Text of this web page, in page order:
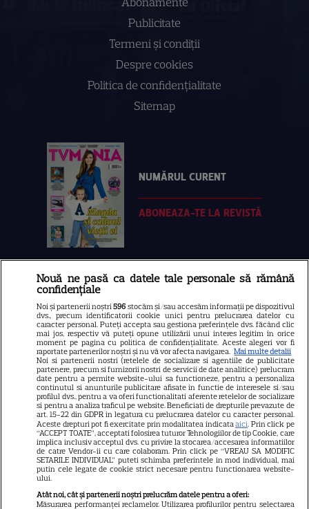
Publicitate
Termeni și condiții
Despre cookies
Politica de confidenţialitate
Sitemap
NUMĂRUL CURENT
ABONEAZA-TE LA REVISTĂ
Libertatea
Libertatea pentru femei
GSP
Știri mondene
Avantaje
Elle
Unica
Retete practice
URMĂREȘTE-NE PE
Nouă ne pasă ca datele tale personale să rămână
confidențiale
Noi și partenerii noștri596 stocăm și/sau accesăm informații pe dispozitivul
dvs., precum identificatorii cookie unici pentru prelucrarea datelor cu
caracter personal. Puteți accepta sau gestiona preferințele dvs. făcând clic
mai jos, respectiv vă puteți opune utilizării unui interes legitim în orice
moment pe pagina cu politica de confidențialitate. Aceste alegeri vor fi
raportate partenerilor noștri și nu vă vor afecta navigarea. Mai multe detalii
Noi si partenerii nostri (retelele de socializare si agentiile de publicitate
partenere, precum si furnizorii nostri de servicii de date analitice) prelucram
date pentru a permite website-ului sa functioneze, pentru a personaliza
continutul si anunturile publicitare afisate in functie de interesele si/sau
profilul dvs., pentru a va oferi functionalitati aferente retelelor de socializare
si pentru a analiza traficul pe website. Beneficiati de drepturile prevazute de
art. 15-22 din GDPR in legatura cu prelucrarea datelor cu caracter personal.
Aceste drepturi pot fi exercitate prin modalitatea indicataaici. Prin click pe
“ACCEPT TOATE”, acceptati folosirea tuturor Tehnologiilor de tip Cookie, care
implica inclusiv acceptul dvs. cu privire la stocarea/accesarea informatiilor
de catre Vendor-ii cu care colaboram. Prin click pe “VREAU SA MODIFIC
SETARILE INDIVIDUAL” puteti schimba preferintele in mod individual, mai
putin cele legate de cookie strict necesare pentru functionarea website-
ului.
Atât noi, cât și partenerii noștri prelucrăm datele pentru a oferi:
Măsurarea performanței reclamelor. Utilizarea profilurilor pentru selectarea